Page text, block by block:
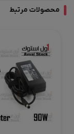
محصولات مرتبط